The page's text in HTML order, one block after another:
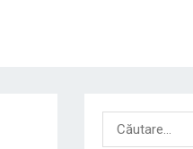
Caută
după: